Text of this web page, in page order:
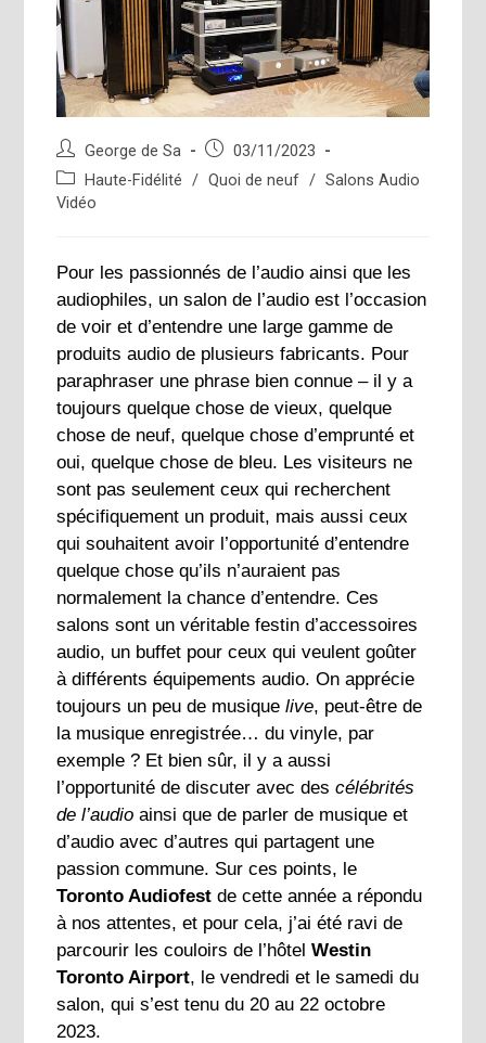
Auteur/autrice
de
la
George de Sa
Publication
publiée :
03/11/2023
Post
category:
Haute-Fidélité / Quoi de neuf / Salons Audio
Vidéo
Pour les passionnés de l’audio ainsi que les
audiophiles, un salon de l’audio est l’occasion
de voir et d’entendre une large gamme de
produits audio de plusieurs fabricants. Pour
paraphraser une phrase bien connue – il y a
toujours quelque chose de vieux, quelque
chose de neuf, quelque chose d’emprunté et
oui, quelque chose de bleu. Les visiteurs ne
sont pas seulement ceux qui recherchent
spécifiquement un produit, mais aussi ceux
qui souhaitent avoir l’opportunité d’entendre
quelque chose qu’ils n’auraient pas
normalement la chance d’entendre. Ces
salons sont un véritable festin d’accessoires
audio, un buffet pour ceux qui veulent goûter
à différents équipements audio. On apprécie
toujours un peu de musiquelive, peut-être de
la musique enregistrée… du vinyle, par
exemple ? Et bien sûr, il y a aussi
l’opportunité de discuter avec descélébrités
de l’audio ainsi que de parler de musique et
d’audio avec d’autres qui partagent une
passion commune. Sur ces points, le
Toronto Audiofest de cette année a répondu
à nos attentes, et pour cela, j’ai été ravi de
parcourir les couloirs de l’hôtelWestin
Toronto Airport, le vendredi et le samedi du
salon, qui s’est tenu du 20 au 22 octobre
2023.